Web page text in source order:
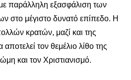
παράλληλη εξασφάλιση των
στο μέγιστο δυνατό επίπεδο. Η
κρατών, μαζί και της
τον θεμέλιο λίθο της
και τον Χριστιανισμό.